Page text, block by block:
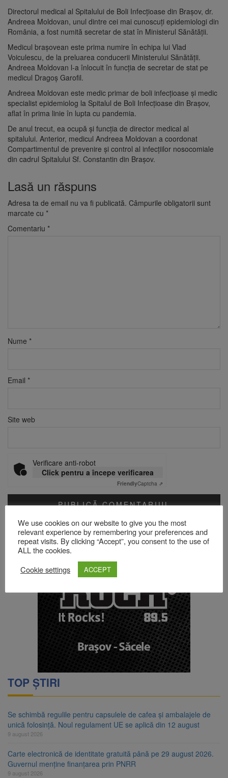
Directorul medical al Spitalului de Boli Infecțioase din Brașov, dr.
Andreea Moldovan, unul dintre cei mai cunoscuți epidemiologi din
România, a fost numită secretar de stat în Ministerul Sănătății.
Medicul brașovean este prima numire în echipa lui Vlad
Voiculescu, de la preluarea conducerii Ministerului Sănătății.
Andreea Moldovan l-a înlocuit în funcția de secretar de stat pe
medicul Dragoș Garofil.
Andreea Moldovan este medic primar de boli infecțioase și medic
specialist epidemiolog la Spitalul de Boli Infecțioase din Brașov,
aflat în prima linie în lupta cu pandemia.
De anul trecut, ea ocupă și funcția de director medical al
spitalului. Anterior, medicul Andreea Moldovan a coordonat
Compartimentul de prevenire şi control al infecţiilor nosocomiale
din cadrul Spitalului Sf. Constantin din Braşov.
Lasă un răspuns
Adresa ta de email nu va fi publicată. Câmpurile obligatorii sunt
marcate cu *
Comentariu *
Nume *
Email *
Site web
Verificare anti-robot
Click pentru a începe verificarea
FriendlyCaptcha ⇗
Acest site folosește Akismet pentru a reduce spamul.Află cum
sunt procesate datele comentariilor tale.
TOP ȘTIRI
Se schimbă regulile pentru capsulele de cafea și ambalajele de
unică folosință. Noul regulament UE se aplică din 12 august
9 august 2026
Carte electronică de identitate gratuită până pe 29 august 2026.
Guvernul menține finanțarea prin PNRR
9 august 2026
We use cookies on our website to give you the most
relevant experience by remembering your preferences and
repeat visits. By clicking “Accept”, you consent to the use of
ALL the cookies.
Cookie settings
ACCEPT